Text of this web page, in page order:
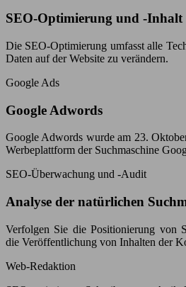
SEO-Optimierung und -Inhalt
Die SEO-Optimierung umfasst alle
Daten auf der Website zu verändern.
Google Ads
Google Adwords
Google Adwords wurde am 23.
Werbeplattform der Suchmaschine
SEO-Überwachung und -Audit
Analyse der natürlichen
Verfolgen Sie die Positionierung von
die Veröffentlichung von Inhalten der
Web-Redaktion